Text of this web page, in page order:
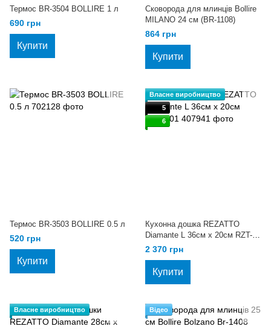
Термоc BR-3504 BOLLIRE 1 л
690 грн
Купити
Сковорода для млинців Bollire
MILANO 24 см (BR-1108)
864 грн
Купити
Термоc BR-3503 BOLLIRE 0.5 л
520 грн
Купити
Власне виробництво
5
6
Кухонна дошка REZATTO
Diamante L 36см х 20см RZT-
801
2 370 грн
Купити
Власне виробництво Відео